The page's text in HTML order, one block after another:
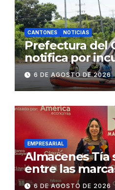
CANTONES NOTICIAS
Prefectura del
notifica por
contractual a la
Concesionaria
exige
desmontaje
Gonzalo Icaza
Daule
6 DE AGOSTO DE 2026
EMPRESARIAL
Almacenes Tía
entre las
influyentes del
6 DE AGOSTO DE 2026